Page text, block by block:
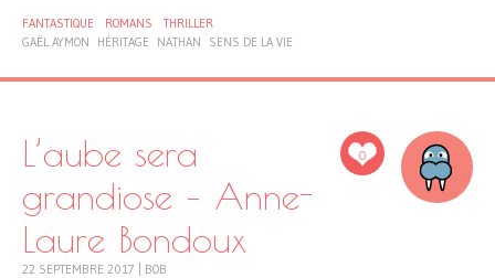
FANTASTIQUE ROMANS
THRILLER
GAËL AYMON
HÉRITAGE NATHAN SENS DE LA VIE
0
L’aube sera
grandiose – Anne-
Laure Bondoux
22 SEPTEMBRE 2017 BOB